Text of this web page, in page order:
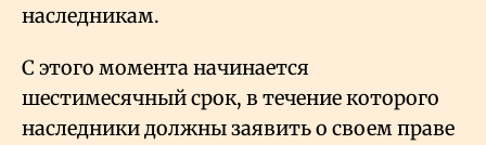
наследникам.
С этого момента начинается
шестимесячный срок, в течение которого
наследники должны заявить о своем праве